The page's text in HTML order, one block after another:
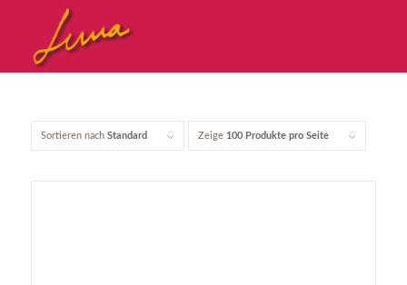
Sortieren nach Standard Zeige 100 Produkte pro Seite